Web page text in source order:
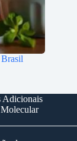
Adicionais